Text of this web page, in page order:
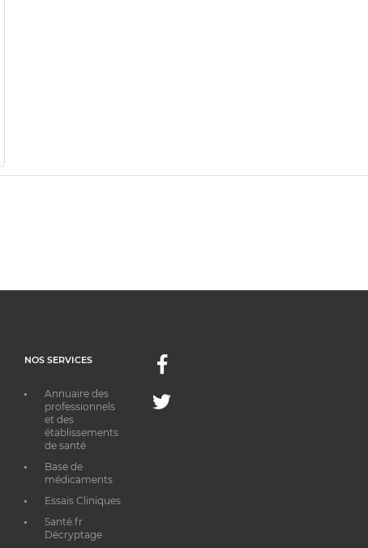
NOS SERVICES
Annuaire des
professionnels
et des
établissements
de santé
Base de
médicaments
Essais Cliniques
Santé.fr
Décryptage
Facebook
Twitter